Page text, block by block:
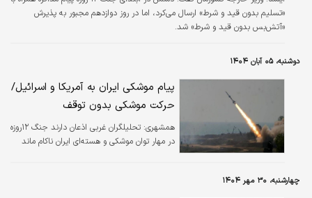
«تسلیم بدون قید و شرط» ارسال می‌کرد، اما در روز دوازدهم مجبور به پذیرش
«آتش‌بس بدون قید و شرط» شد.
دوشنبه، ۰۵ آبان ۱۴۰۴
پیام موشکی ایران به آمریکا و اسرائیل/
حرکت موشکی بدون توقف
همشهری:
تحلیلگران غربی اذعان دارند جنگ ۱۲روزه
در مهار توان موشکی و هسته‌ای ایران ناکام ماند
چهارشنبه، ۳۰ مهر ۱۴۰۴